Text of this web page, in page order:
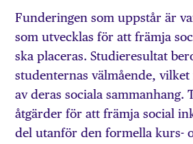
Funderingen som uppstår är
som utvecklas för att främja
ska placeras. Studieresultat
studenternas välmående,
av deras sociala sammanhang.
åtgärder för att främja social
del utanför den formella kurs-